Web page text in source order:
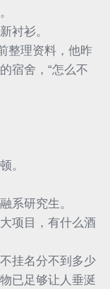
衬衫。
整理资料，他昨
宿舍，“怎么不
。
系研究生。
项目，有什么酒
挂名分不到多少
已足够让人垂涎